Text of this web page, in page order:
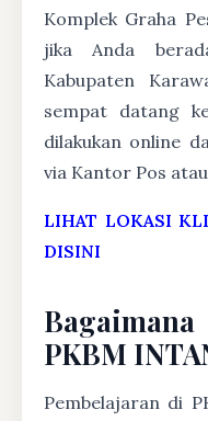
Komplek Graha
jika Anda
Kabupaten
sempat datang
dilakukan online
via Kantor Pos
LIHAT LOKASI
DISINI
PKBM
Pembelajaran di